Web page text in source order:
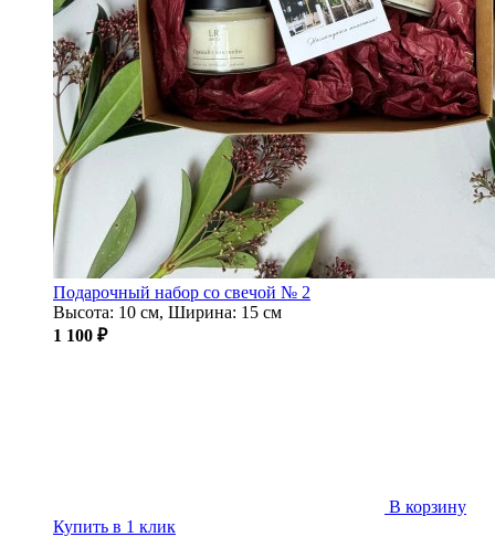
Подарочный набор со свечой № 2
Высота: 10 см, Ширина: 15 см
1 100 ₽
В корзину
Купить в 1 клик